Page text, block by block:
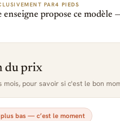
PAR4 PIEDS
enseigne propose ce modèle
du prix
mois, pour savoir si c'est le bon
bas — c’est le moment